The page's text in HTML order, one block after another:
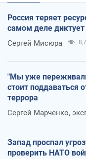
Россия теряет
самом деле
Сергей Мисюра
"Мы уже
стоит поддаваться
террора
Сергей Марченко,
Запад проспал
проверить НАТО